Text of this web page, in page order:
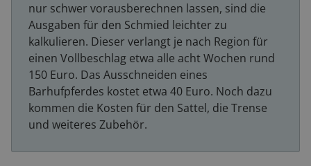
nur schwer vorausberechnen lassen, sind die
Ausgaben für den Schmied leichter zu
kalkulieren. Dieser verlangt je nach Region für
einen Vollbeschlag etwa alle acht Wochen rund
150 Euro. Das Ausschneiden eines
Barhufpferdes kostet etwa 40 Euro. Noch dazu
kommen die Kosten für den Sattel, die Trense
und weiteres Zubehör.